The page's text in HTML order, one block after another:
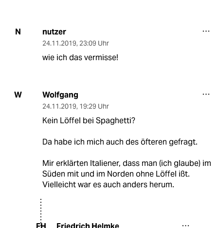
N nutzer
24.11.2019, 23:09 Uhr
wie ich das vermisse!
W Wolfgang
24.11.2019, 19:29 Uhr
Kein Löffel bei Spaghetti?
Da habe ich mich auch des öfteren gefragt.
Mir erklärten Italiener, dass man (ich glaube) im
Süden mit und im Norden ohne Löffel ißt.
Vielleicht war es auch anders herum.